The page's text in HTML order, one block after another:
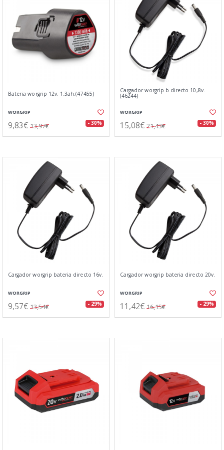
Bateria worgrip 12v. 1.3ah.(47455)
WORGRIP
9,83€ 13,97€ - 30%
Cargador worgrip b directo 10,8v.
(46244)
WORGRIP
15,08€ 21,43€ - 30%
Cargador worgrip bateria directo 16v.
WORGRIP
9,57€ 13,54€ - 29%
Cargador worgrip bateria directo 20v.
WORGRIP
11,42€ 16,15€ - 29%